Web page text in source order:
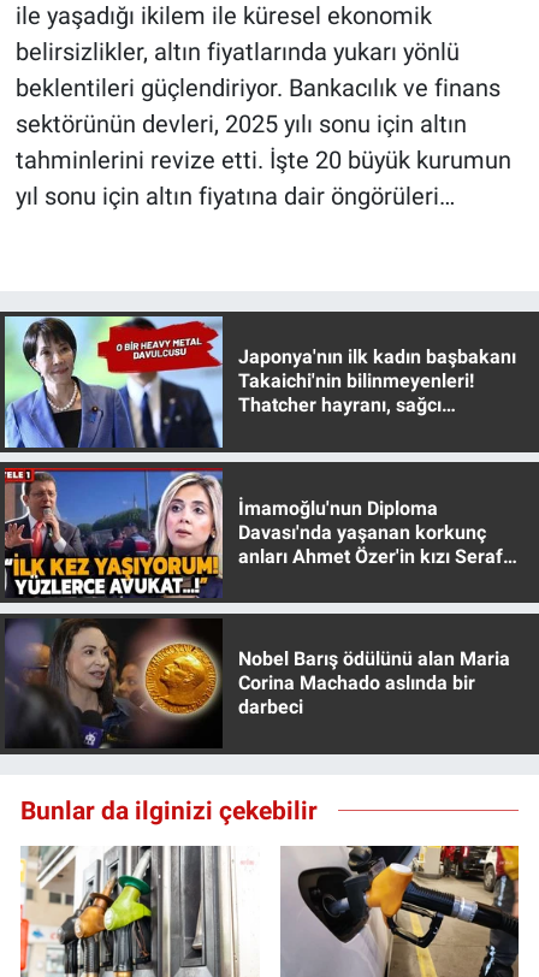
ile yaşadığı ikilem ile küresel ekonomik
belirsizlikler, altın fiyatlarında yukarı yönlü
beklentileri güçlendiriyor. Bankacılık ve finans
sektörünün devleri, 2025 yılı sonu için altın
tahminlerini revize etti. İşte 20 büyük kurumun
yıl sonu için altın fiyatına dair öngörüleri…
Japonya'nın ilk kadın başbakanı
Takaichi'nin bilinmeyenleri!
Thatcher hayranı, sağcı
İmamoğlu'nun Diploma
Davası'nda yaşanan korkunç
anları Ahmet Özer'in kızı Seraf
Nobel Barış ödülünü alan Maria
Corina Machado aslında bir
darbeci
Bunlar da ilginizi çekebilir
Günün görüntüsü
Haber
İlan
Kimdir
Kültür Sanat
Ne demişti
Nedir
Popüler
Programlar
Sağlık
Spor
Teknoloji
Türkiye'nin Geleceği
Türkiye'nin Gündemi
Yerel Gündem